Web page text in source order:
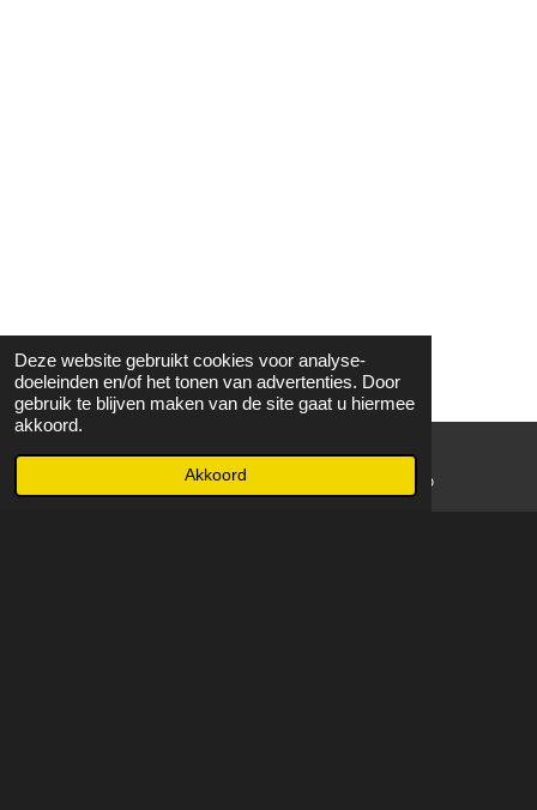
Deze website gebruikt cookies voor analyse-
doeleinden en/of het tonen van advertenties. Door
gebruik te blijven maken van de site gaat u hiermee
akkoord.
Akkoord WhatsApp